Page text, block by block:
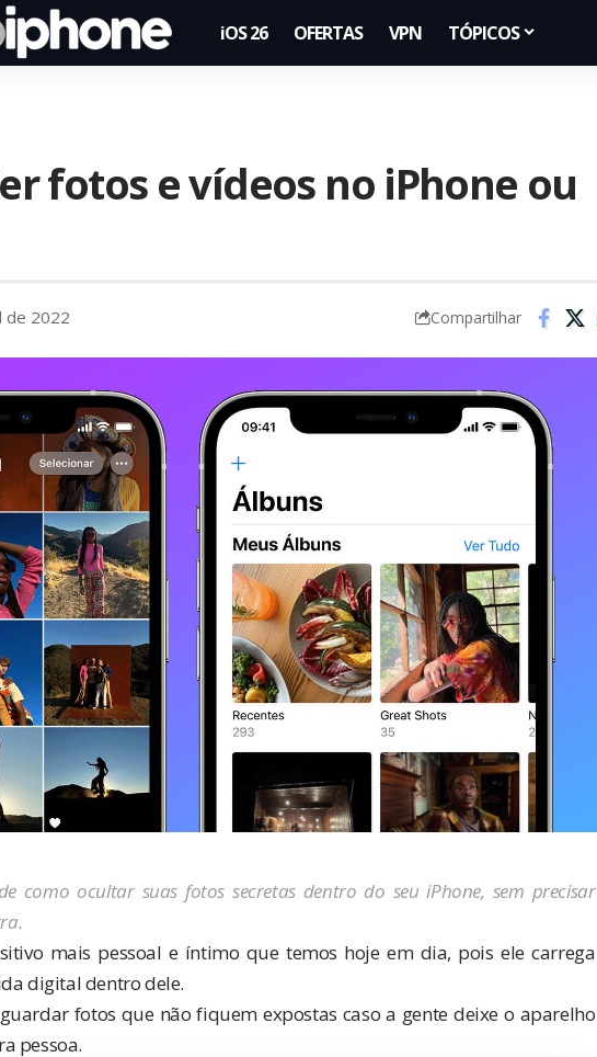
iOS 26 OFERTAS VPN TÓPICOS
fotos e vídeos no iPhone ou
de 2022 Compartilhar
como ocultar suas fotos secretas dentro do seu iPhone, sem precisar
mais pessoal e íntimo que temos hoje em dia, pois ele carrega
digital dentro dele.
fotos que não fiquem expostas caso a gente deixe o aparelho
pessoa.